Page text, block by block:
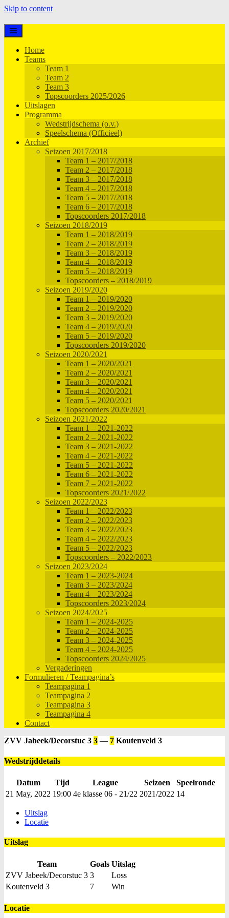
Skip to content
Home
Teams
Team 1
Team 2
Team 3
Topscoorders 2025/2026
Uitslagen
Programma
Wedstrijdschema (o.v.)
Speelschema (Officieel)
Archief
Seizoen 2017/2018
Team 1 – 2017/2018
Team 2 – 2017/2018
Team 3 – 2017/2018
Team 4 – 2017/2018
Team 5 – 2017/2018
Team 6 – 2017/2018
Topscoorders 2017/2018
Seizoen 2018/2019
Team 1 – 2018/2019
Team 2 – 2018/2019
Team 3 – 2018/2019
Team 4 – 2018/2019
Team 5 – 2018/2019
Topscoorders – 2018/2019
Seizoen 2019/2020
Team 1 – 2019/2020
Team 2 – 2019/2020
Team 3 – 2019/2020
Team 4 – 2019/2020
Team 5 – 2019/2020
Topscoorders 2019/2020
Seizoen 2020/2021
Team 1 – 2020/2021
Team 2 – 2020/2021
Team 3 – 2020/2021
Team 4 – 2020/2021
Team 5 – 2020/2021
Topscoorders 2020/2021
Seizoen 2021/2022
Team 1 – 2021-2022
Team 2 – 2021-2022
Team 3 – 2021-2022
Team 4 – 2021-2022
Team 5 – 2021-2022
Team 6 – 2021-2022
Team 7 – 2021-2022
Topscoorders 2021/2022
Seizoen 2022/2023
Team 1 – 2022/2023
Team 2 – 2022/2023
Team 3 – 2022/2023
Team 4 – 2022/2023
Team 5 – 2022/2023
Topscoorders – 2022/2023
Seizoen 2023/2024
Team 1 – 2023-2024
Team 3 – 2023/2024
Team 4 – 2023/2024
Topscoorders 2023/2024
Seizoen 2024/2025
Team 1 – 2024-2025
Team 2 – 2024-2025
Team 3 – 2024-2025
Team 4 – 2024-2025
Topscoorders 2024/2025
Vergaderingen
Formulieren / Teampagina’s
Teampagina 1
Teampagina 2
Teampagina 3
Teampagina 4
Contact
ZVV Jabeek/Decorstuc 3 3 — 7 Koutenveld 3
Wedstrijddetails
Datum Tijd League Seizoen
Speelronde
21 May, 2022 19:00 4e klasse 06 - 21/22 2021/2022 14
Uitslag
Locatie
Uitslag
Team Goals Uitslag
ZVV Jabeek/Decorstuc 3 3
Loss
Koutenveld 3
7 Win
Locatie